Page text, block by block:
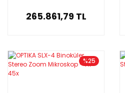
265.861,79 TL
%25